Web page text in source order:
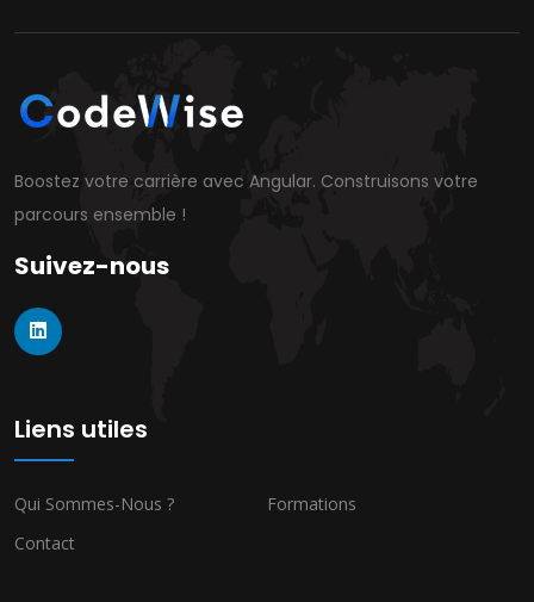
Boostez votre carrière avec Angular. Construisons votre
parcours ensemble !
Suivez-nous
Liens utiles
Qui Sommes-Nous ?
Formations
Contact